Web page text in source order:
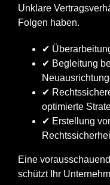
Unklare
Folgen haben.
✔
✔ Begleitung
✔
optimierte
✔ Erstellung
Eine
schützt Ihr